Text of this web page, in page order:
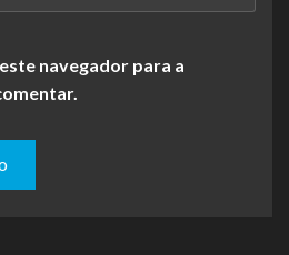
navegador para a